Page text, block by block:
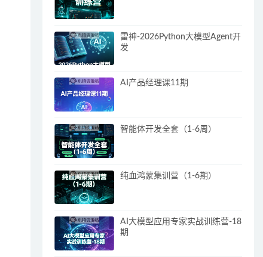
雷神-2026Python大模型Agent开
发
AI产品经理课11期
智能体开发全套（1-6周）
纯血鸿蒙集训营（1-6期）
AI大模型应用专家实战训练营-18
期